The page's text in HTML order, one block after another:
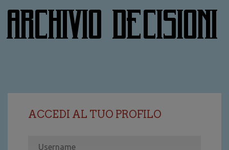
ARCHIVIO DECISIONI
ACCEDI AL TUO PROFILO